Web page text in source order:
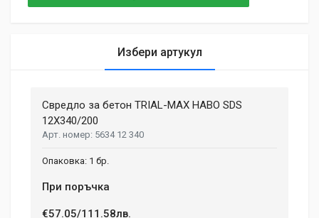
Избери артукул
MATERIAL
Aluminium, Plastic
ENGINE TYPE
BATTERY TYPE
Phasellus id mattis nulla. Mauris velit nisi, imperdiet vitae
lacus, at porttitor dui iaculis id. Curabitur imperdiet ultrices
Свредло за бетон TRIAL-MAX HABO SDS
12X340/200
5634 12 340
1 бр.
При поръчка
€57.05/111.58лв.